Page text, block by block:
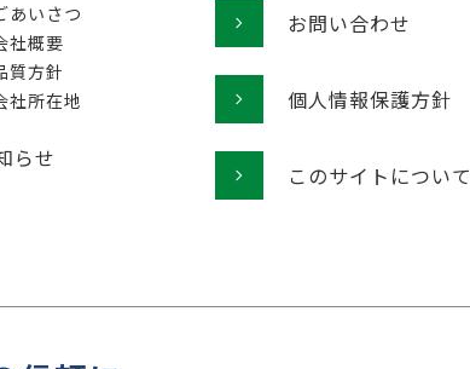
あいさつ
社概要
質方針
社所在地
らせ
お問い合わせ
個人情報保護方針
このサイトについて